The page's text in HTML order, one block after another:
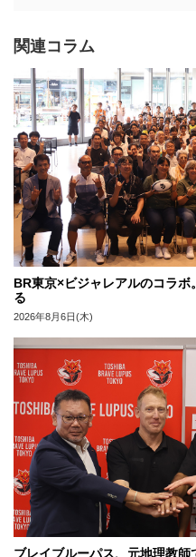
関連コラム
BR東京×ビジャレアルのコラボ
る
2026年8月6日(木)
ブレイブルーパス、元地理教